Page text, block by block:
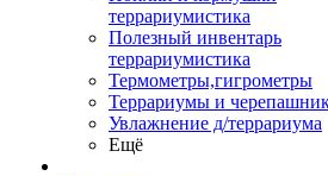
террариумистика
Полезный инвентарь
террариумистика
Термометры,гигрометры
Террариумы и
Увлажнение д/террариума
Ещё